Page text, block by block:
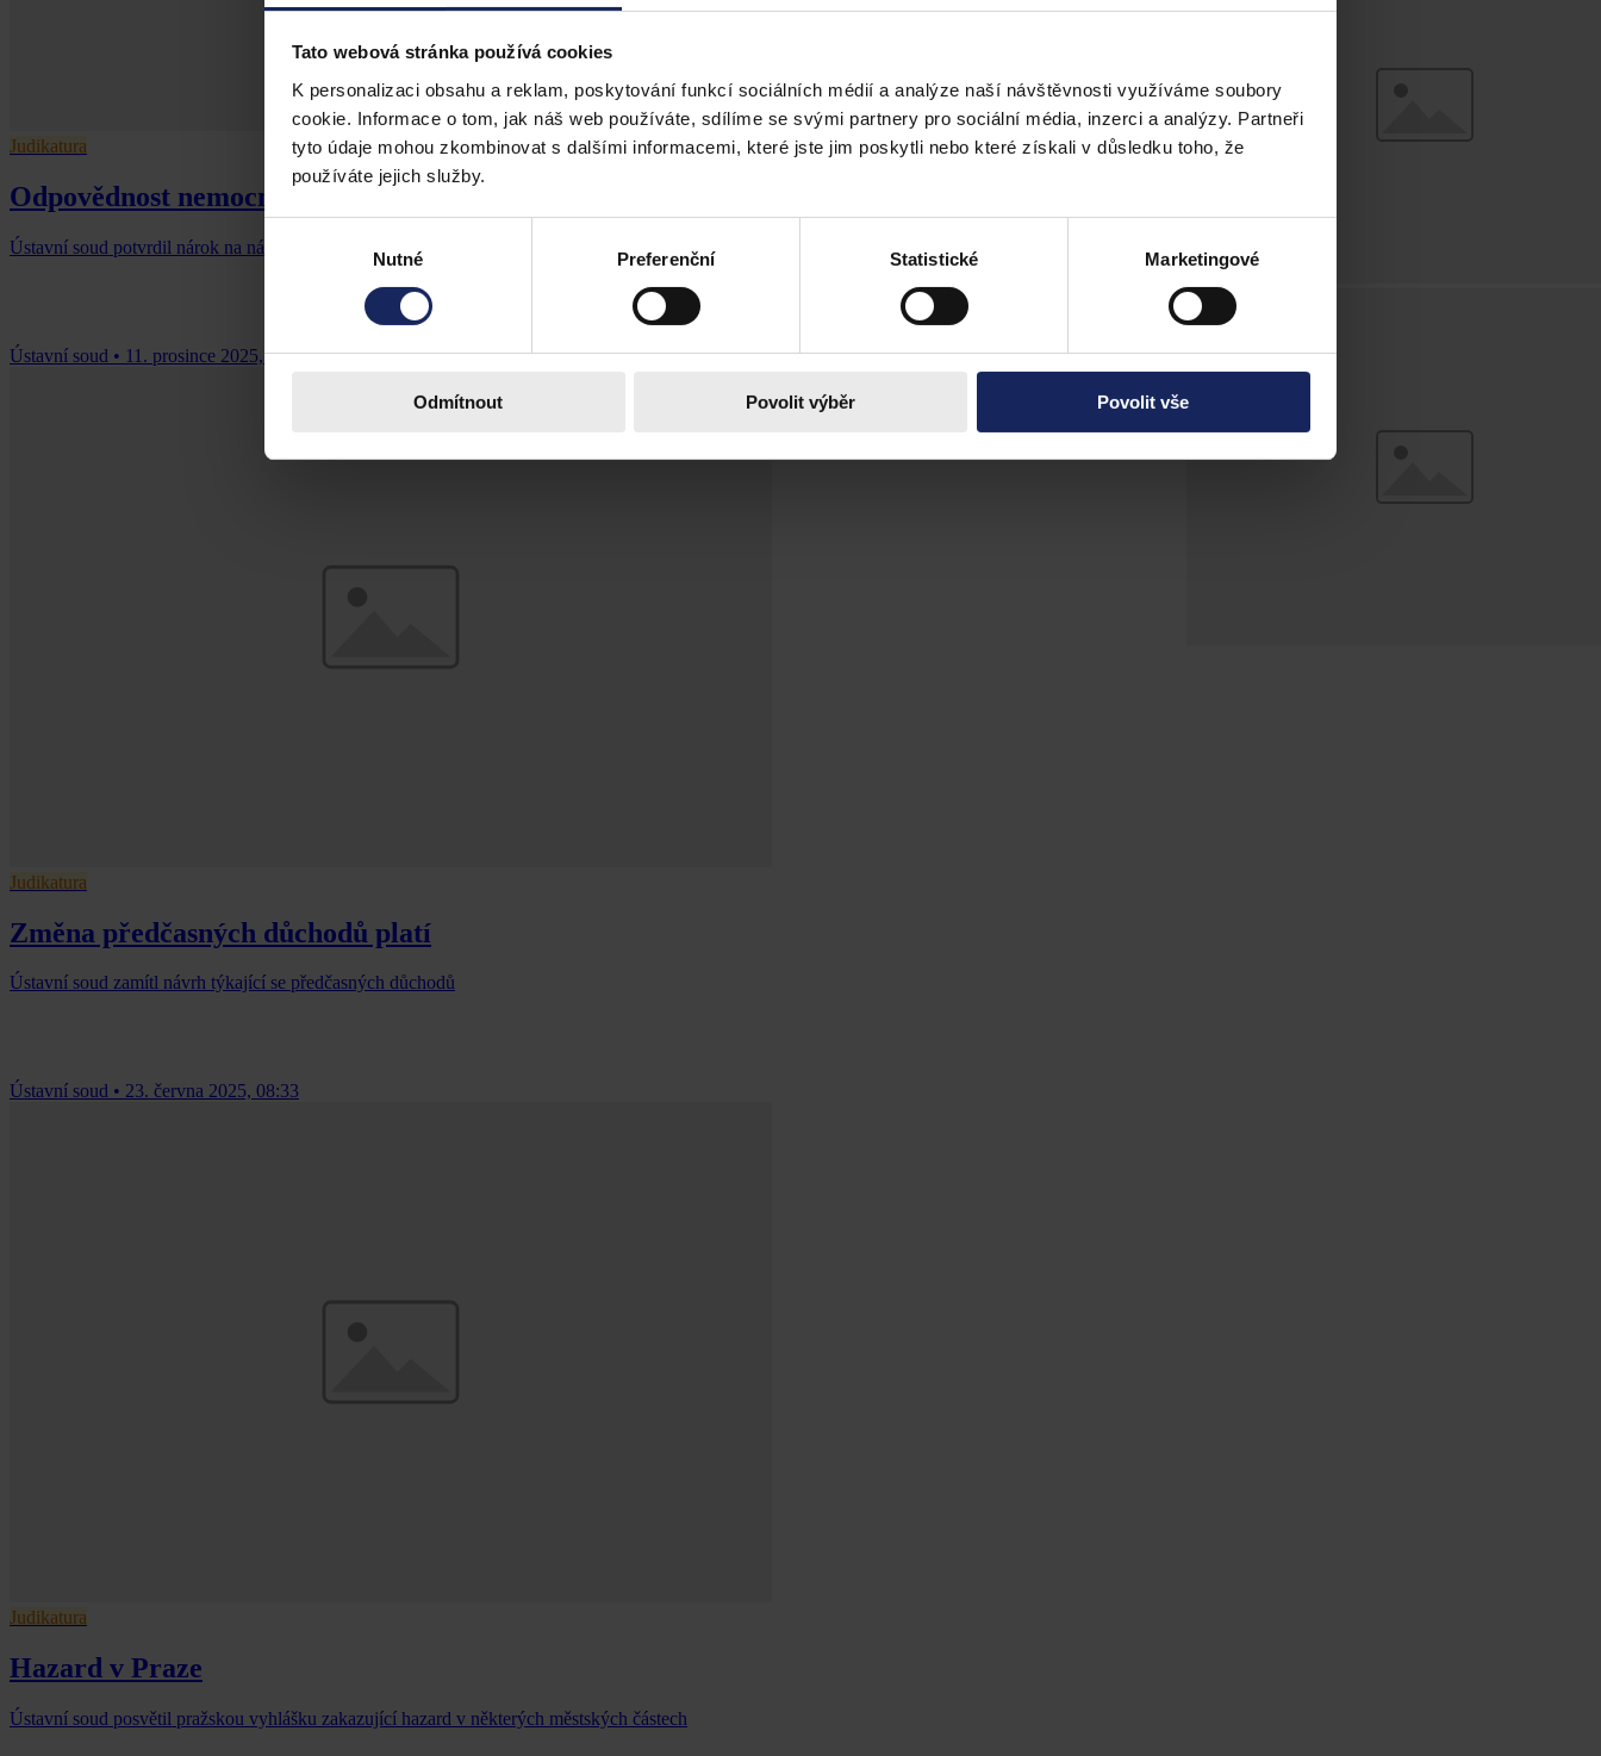
Tato webová stránka používá cookies
K personalizaci obsahu a reklam, poskytování funkcí sociálních médií a analýze naší návštěvnosti využíváme soubory
cookie. Informace o tom, jak náš web používáte, sdílíme se svými partnery pro sociální média, inzerci a analýzy. Partneři
tyto údaje mohou zkombinovat s dalšími informacemi, které jste jim poskytli nebo které získali v důsledku toho, že
používáte jejich služby.
souhlasu
Nutné Preferenční Statistické Marketingové
Odmítnout Povolit výběr Povolit vše
Judikatura
Odpovědnost nemocnice za sebevražedný pokus
Ústavní soud potvrdil nárok na náhradu újmy, kterou si pacientka způsobila pokusem o sebevraždu
Ústavní soud • 11. prosince 2025, 09:45
Judikatura
Změna předčasných důchodů platí
Ústavní soud zamítl návrh týkající se předčasných důchodů
Ústavní soud • 23. června 2025, 08:33
Judikatura
Hazard v Praze
Ústavní soud posvětil pražskou vyhlášku zakazující hazard v některých městských částech